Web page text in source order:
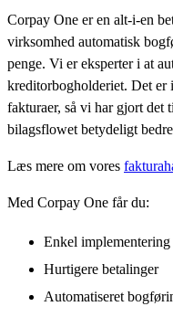
Corpay One er en alt-i-en
virksomhed automatisk
penge. Vi er eksperter i at
kreditorbogholderiet. Det er
fakturaer, så vi har gjort det
bilagsflowet betydeligt
Læs mere om vores
Med Corpay One får du:
Enkel implementering
Hurtigere betalinger
Automatiseret